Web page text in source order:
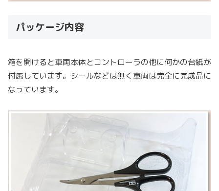
パッケージ内容
箱を開けると車両本体とコントローラの他に何かの台紙が
付属しています。シールなどは無く車両は完全に完成品に
なっています。